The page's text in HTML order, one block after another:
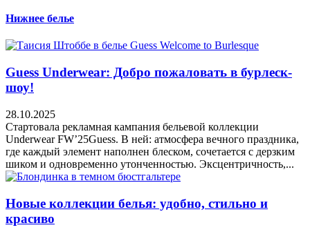
Нижнее белье
Guess Underwear: Добро пожаловать в бурлеск-
шоу!
28.10.2025
Стартовала рекламная кампания бельевой коллекции
Underwear FW’25Guess. В ней: атмосфера вечного праздника,
где каждый элемент наполнен блеском, сочетается с дерзким
шиком и одновременно утонченностью. Эксцентричность,...
Новые коллекции белья: удобно, стильно и
красиво